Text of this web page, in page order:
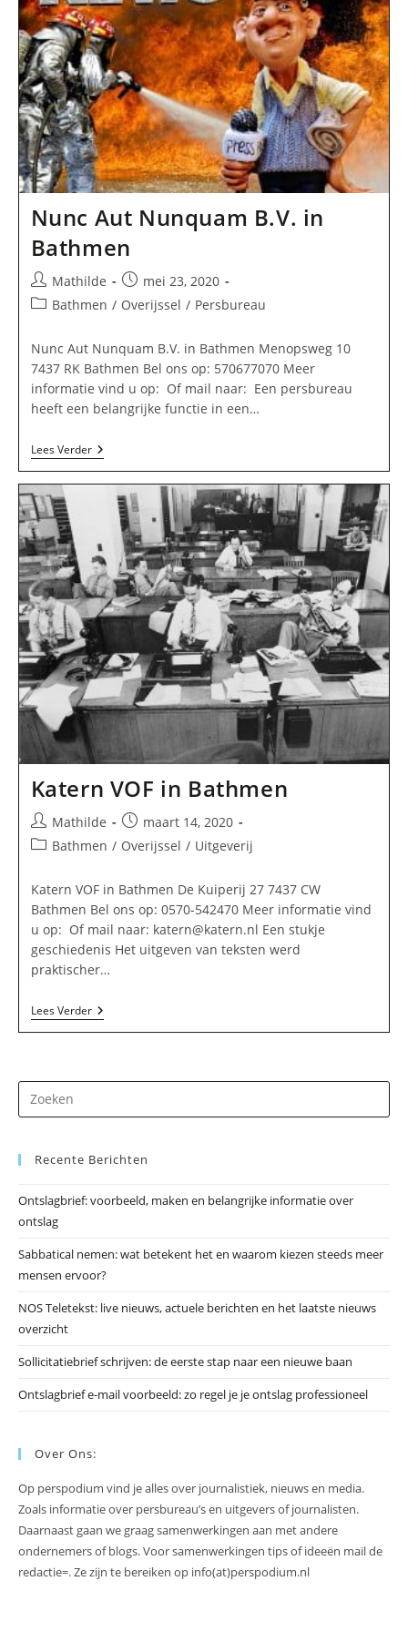
Nunc Aut Nunquam B.V. in
Bathmen
Bericht
auteur:
Mathilde
Bericht
gepubliceerd
mei 23, 2020
Berichtcategorie:
Bathmen / Overijssel / Persbureau
Nunc Aut Nunquam B.V. in Bathmen Menopsweg 10
7437 RK Bathmen Bel ons op: 570677070 Meer
informatie vind u op: Of mail naar: Een persbureau
heeft een belangrijke functie in een…
Lees VerderNunc
Aut
Bathmen
Katern VOF in Bathmen
Bericht
auteur:
Mathilde
Bericht
gepubliceerd
maart 14, 2020
Berichtcategorie:
Bathmen / Overijssel / Uitgeverij
Katern VOF in Bathmen De Kuiperij 27 7437 CW
Bathmen Bel ons op: 0570-542470 Meer informatie vind
u op: Of mail naar: katern@katern.nl Een stukje
geschiedenis Het uitgeven van teksten werd
praktischer…
Lees VerderKatern
VOF
op
Recente Berichten
Ontslagbrief: voorbeeld, maken en belangrijke informatie over
ontslag
Sabbatical nemen: wat betekent het en waarom kiezen steeds meer
mensen ervoor?
NOS Teletekst: live nieuws, actuele berichten en het laatste nieuws
overzicht
Sollicitatiebrief schrijven: de eerste stap naar een nieuwe baan
Ontslagbrief e-mail voorbeeld: zo regel je je ontslag professioneel
Over Ons:
Op perspodium vind je alles over journalistiek, nieuws en media.
Zoals informatie over persbureau’s en uitgevers of journalisten.
Daarnaast gaan we graag samenwerkingen aan met andere
ondernemers of blogs. Voor samenwerkingen tips of ideeën mail de
redactie=. Ze zijn te bereiken op info(at)perspodium.nl